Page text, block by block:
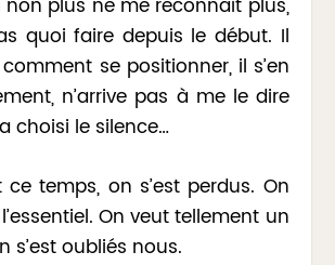
non plus ne me reconnait plus,
quoi faire depuis le début. Il
se positionner, il s’en
n’arrive pas à me le dire
choisi le silence…
temps, on s’est perdus. On
On veut tellement un
s’est oubliés nous.